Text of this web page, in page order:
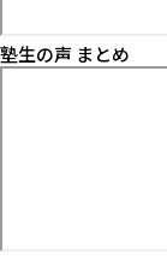
塾生の声 まとめ